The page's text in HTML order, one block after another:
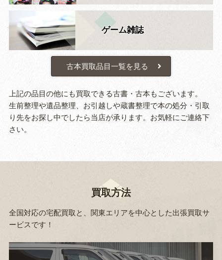
ゲーム雑誌
古本買取品目一覧を見る
上記の品目の他にも買取できる古書・古本もございます。
生前整理や遺品整理、お引越しや蔵書整理で本の処分・引取
り先をお探し中でしたら当店が承ります。お気軽にご連絡下
さい。
買取方法
全国対応の宅配買取と、関東エリアを中心とした出張買取サ
ービスです！